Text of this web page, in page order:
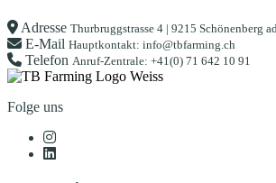
Adresse Thurbruggstrasse 4 | 9215 Schönenberg
E-Mail Hauptkontakt: info@tbfarming.ch
Telefon Anruf-Zentrale: +41(0) 71 642 10 91
Folge uns